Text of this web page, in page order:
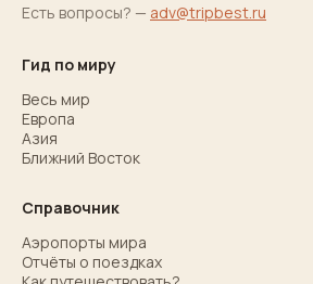
Есть вопросы? — adv@tripbest.ru
Гид по миру
Весь мир
Европа
Азия
Ближний Восток
Справочник
Аэропорты мира
Отчёты о поездках